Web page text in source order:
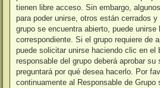
tienen libre acceso. Sin embargo,
para poder unirse, otros están cerrados
grupo se encuentra abierto, puede
correspondiente. Si el grupo requiere de
puede solicitar unirse haciendo clic en el
responsable del grupo deberá aprobar
preguntará por qué desea hacerlo. Por
continuamente al Responsable de